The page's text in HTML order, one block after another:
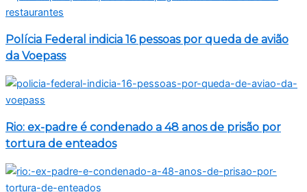
Polícia Federal indicia 16 pessoas por queda de avião
da Voepass
Rio: ex-padre é condenado a 48 anos de prisão por
tortura de enteados